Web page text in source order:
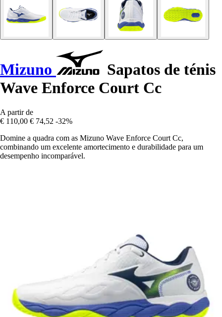
Mizuno
Sapatos de ténis
Wave Enforce Court Cc
A partir de
€ 110,00 € 74,52 -32%
Domine a quadra com as Mizuno Wave Enforce Court Cc,
combinando um excelente amortecimento e durabilidade para um
desempenho incomparável.